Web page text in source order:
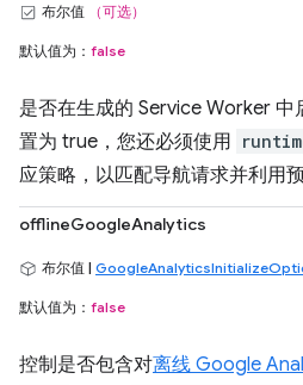
布尔值 （可选）
默认值为： false
是否在生成的 Service Worker 中
置为 true，您还必须使用
应策略，以匹配导航请求并利用
offlineGoogleAnalytics
布尔值 |
默认值为： false
控制是否包含对离线 Google